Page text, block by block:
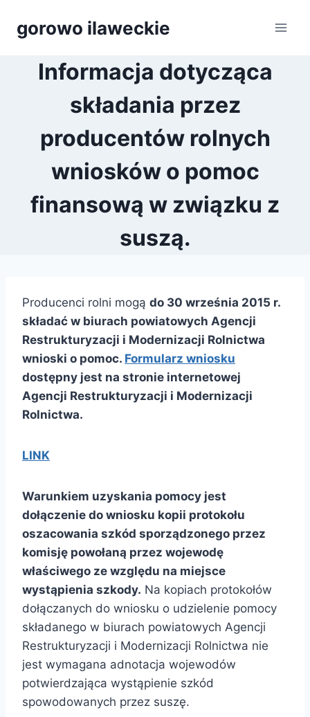
gorowo ilaweckie
Informacja dotycząca
składania przez
producentów rolnych
wniosków o pomoc
finansową w związku z
suszą.
Producenci rolni mogą do 30 września 2015 r.
składać w biurach powiatowych Agencji
Restrukturyzacji i Modernizacji Rolnictwa
wnioski o pomoc. Formularz wniosku
dostępny jest na stronie internetowej
Agencji Restrukturyzacji i Modernizacji
Rolnictwa.
LINK
Warunkiem uzyskania pomocy jest
dołączenie do wniosku kopii protokołu
oszacowania szkód sporządzonego przez
komisję powołaną przez wojewodę
właściwego ze względu na miejsce
wystąpienia szkody. Na kopiach protokołów
dołączanych do wniosku o udzielenie pomocy
składanego w biurach powiatowych Agencji
Restrukturyzacji i Modernizacji Rolnictwa nie
jest wymagana adnotacja wojewodów
potwierdzająca wystąpienie szkód
spowodowanych przez suszę.